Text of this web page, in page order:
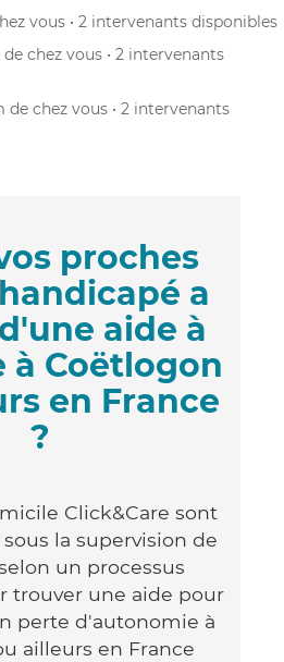
vous • 2 intervenants disponibles
chez vous • 2 intervenants
de chez vous • 2 intervenants
proches
a
aide à
à Coëtlogon
en France
?
Click&Care sont
la supervision de
un processus
trouver une aide pour
perte d'autonomie à
ailleurs en France